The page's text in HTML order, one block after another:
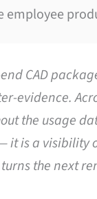
employee
CAD
evidence.
the usage
is a visibility
the next